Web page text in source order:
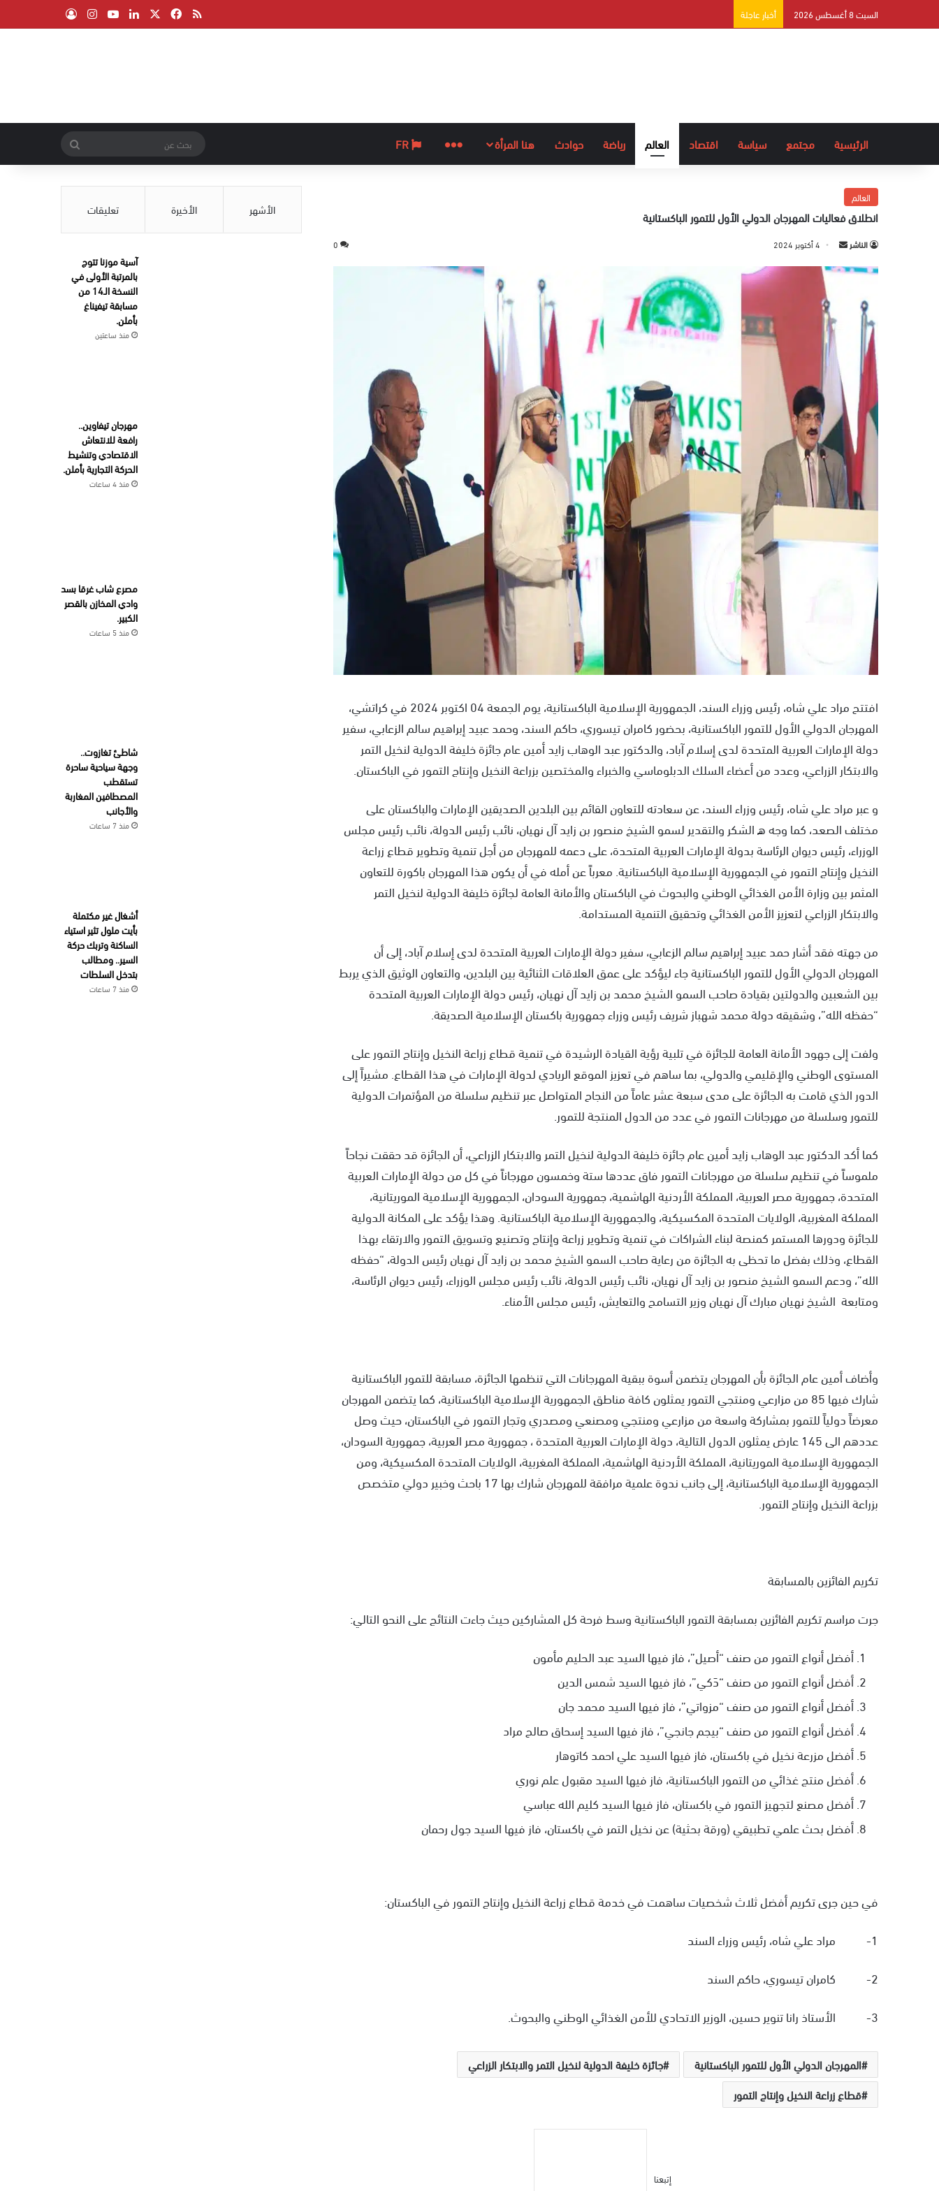
السبت 8 أغسطس 2026 أخبار عاجلة ملخص الموقع RSS
فيسبوك لينكدإن ‫YouTube
انستقرام
الرئيسية مجتمع سياسة اقتصاد العالم رياضة حوادث هنا المرأة المزيد
عن
العالم
انطلاق فعاليات المهرجان الدولي الأول للتمور الباكستانية
الناشر
س
د
ل
ك
و
ن
ي
4 أكتوبر 2024 0
افتتح مراد علي شاه، رئيس وزراء السند، الجمهورية الإسلامية الباكستانية، يوم الجمعة 04 اكتوبر 2024 في كراتشي،
المهرجان الدولي الأول للتمور الباكستانية، بحضور كامران تيسوري، حاكم السند، وحمد عبيد إبراهيم سالم الزعابي، سفير
دولة الإمارات العربية المتحدة لدى إسلام آباد، والدكتور عبد الوهاب زايد أمين عام جائزة خليفة الدولية لنخيل التمر
والابتكار الزراعي، وعدد من أعضاء السلك الدبلوماسي والخبراء والمختصين بزراعة النخيل وإنتاج التمور في الباكستان.
و عبر مراد علي شاه، رئيس وزراء السند، عن سعادته للتعاون القائم بين البلدين الصديقين الإمارات والباكستان على
مختلف الصعد، كما وجه ه الشكر والتقدير لسمو الشيخ منصور بن زايد آل نهيان، نائب رئيس الدولة، نائب رئيس مجلس
الوزراء، رئيس ديوان الرئاسة بدولة الإمارات العربية المتحدة، على دعمه للمهرجان من أجل تنمية وتطوير قطاع زراعة
النخيل وإنتاج التمور في الجمهورية الإسلامية الباكستانية. معرباً عن أمله في أن يكون هذا المهرجان باكورة للتعاون
المثمر بين وزارة الأمن الغذائي الوطني والبحوث في الباكستان والأمانة العامة لجائزة خليفة الدولية لنخيل التمر
والابتكار الزراعي لتعزيز الأمن الغذائي وتحقيق التنمية المستدامة.
من جهته فقد أشار حمد عبيد إبراهيم سالم الزعابي، سفير دولة الإمارات العربية المتحدة لدى إسلام آباد، إلى أن
المهرجان الدولي الأول للتمور الباكستانية جاء ليؤكد على عمق العلاقات الثنائية بين البلدين، والتعاون الوثيق الذي يربط
بين الشعبين والدولتين بقيادة صاحب السمو الشيخ محمد بن زايد آل نهيان، رئيس دولة الإمارات العربية المتحدة
“حفظه الله”، وشقيقه دولة محمد شهباز شريف رئيس وزراء جمهورية باكستان الإسلامية الصديقة.
ولفت إلى جهود الأمانة العامة للجائزة في تلبية رؤية القيادة الرشيدة في تنمية قطاع زراعة النخيل وإنتاج التمور على
المستوى الوطني والإقليمي والدولي، بما ساهم في تعزيز الموقع الريادي لدولة الإمارات في هذا القطاع. مشيراً إلى
الدور الذي قامت به الجائزة على مدى سبعة عشر عاماً من النجاح المتواصل عبر تنظيم سلسلة من المؤتمرات الدولية
للتمور وسلسلة من مهرجانات التمور في عدد من الدول المنتجة للتمور.
كما أكد الدكتور عبد الوهاب زايد أمين عام جائزة خليفة الدولية لنخيل التمر والابتكار الزراعي، أن الجائزة قد حققت نجاحاً
ملموساً في تنظيم سلسلة من مهرجانات التمور فاق عددها ستة وخمسون مهرجاناً في كل من دولة الإمارات العربية
المتحدة، جمهورية مصر العربية، المملكة الأردنية الهاشمية، جمهورية السودان، الجمهورية الإسلامية الموريتانية،
المملكة المغربية، الولايات المتحدة المكسيكية، والجمهورية الإسلامية الباكستانية. وهذا يؤكد على المكانة الدولية
للجائزة ودورها المستمر كمنصة لبناء الشراكات في تنمية وتطوير زراعة وإنتاج وتصنيع وتسويق التمور والارتقاء بهذا
القطاع، وذلك بفضل ما تحظى به الجائزة من رعاية صاحب السمو الشيخ محمد بن زايد آل نهيان رئيس الدولة، “حفظه
الله”، ودعم السمو الشيخ منصور بن زايد آل نهيان، نائب رئيس الدولة، نائب رئيس مجلس الوزراء، رئيس ديوان الرئاسة،
ومتابعة الشيخ نهيان مبارك آل نهيان وزير التسامح والتعايش، رئيس مجلس الأمناء.
وأضاف أمين عام الجائزة بأن المهرجان يتضمن أسوة ببقية المهرجانات التي تنظمها الجائزة، مسابقة للتمور الباكستانية
شارك فيها 85 من مزارعي ومنتجي التمور يمثلون كافة مناطق الجمهورية الإسلامية الباكستانية، كما يتضمن المهرجان
معرضاً دولياً للتمور بمشاركة واسعة من مزارعي ومنتجي ومصنعي ومصدري وتجار التمور في الباكستان، حيث وصل
عددهم الى 145 عارض يمثلون الدول التالية، دولة الإمارات العربية المتحدة ، جمهورية مصر العربية، جمهورية السودان،
الجمهورية الإسلامية الموريتانية، المملكة الأردنية الهاشمية، المملكة المغربية، الولايات المتحدة المكسيكية، ومن
الجمهورية الإسلامية الباكستانية، إلى جانب ندوة علمية مرافقة للمهرجان شارك بها 17 باحث وخبير دولي متخصص
بزراعة النخيل وإنتاج التمور.
تكريم الفائزين بالمسابقة
جرت مراسم تكريم الفائزين بمسابقة التمور الباكستانية وسط فرحة كل المشاركين حيث جاءت النتائج على النحو التالي:
أفضل أنواع التمور من صنف “أصيل”، فاز فيها السيد عبد الحليم مأمون
أفضل أنواع التمور من صنف “دَكي”، فاز فيها السيد شمس الدين
أفضل أنواع التمور من صنف “مزواتي”، فاز فيها السيد محمد جان
أفضل أنواع التمور من صنف “بيجم جانجي”، فاز فيها السيد إسحاق صالح مراد
أفضل مزرعة نخيل في باكستان، فاز فيها السيد علي احمد كاتوهار
أفضل منتج غذائي من التمور الباكستانية، فاز فيها السيد مقبول علم نوري
أفضل مصنع لتجهيز التمور في باكستان، فاز فيها السيد كليم الله عباسي
أفضل بحث علمي تطبيقي (ورقة بحثية) عن نخيل التمر في باكستان، فاز فيها السيد جول رحمان
في حين جرى تكريم أفضل ثلاث شخصيات ساهمت في خدمة قطاع زراعة النخيل وإنتاج التمور في الباكستان:
1- مراد علي شاه، رئيس وزراء السند
2- كامران تيسوري، حاكم السند
3- الأستاذ رانا تنوير حسين، الوزير الاتحادي للأمن الغذائي الوطني والبحوث.
المهرجان الدولي الأول للتمور الباكستانية
جائزة خليفة الدولية لنخيل التمر والابتكار الزراعي
قطاع زراعة النخيل وإنتاج التمور
إتبعنا
الأشهر الأخيرة تعليقات
آسية موزنا تتوج
بالمرتبة الأولى في
النسخة الـ14 من
مسابقة تيفيناغ
بأملن.
منذ ساعتين
مهرجان تيفاوين..
رافعة للانتعاش
الاقتصادي وتنشيط
الحركة التجارية بأملن.
منذ 4 ساعات
مصرع شاب غرقا بسد
وادي المخازن بالقصر
الكبير.
منذ 5 ساعات
شاطئ تغازوت..
وجهة سياحية ساحرة
تستقطب
المصطافين المغاربة
والأجانب
منذ 7 ساعات
أشغال غير مكتملة
بأيت ملول تثير استياء
الساكنة وتربك حركة
السير.. ومطالب
بتدخل السلطات
منذ 7 ساعات